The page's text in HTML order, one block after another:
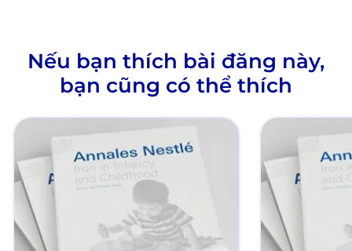
Nếu bạn thích bài đăng này,
bạn cũng có thể thích